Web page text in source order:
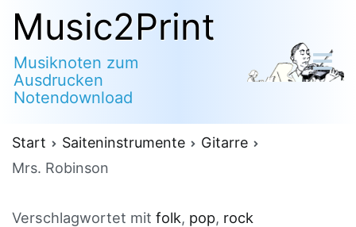
Zum
Inhalt
springen
Music2Print
Musiknoten zum
Ausdrucken
Notendownload
Start Saiteninstrumente
Gitarre
Mrs. Robinson
Verschlagwortet mit folk, pop, rock